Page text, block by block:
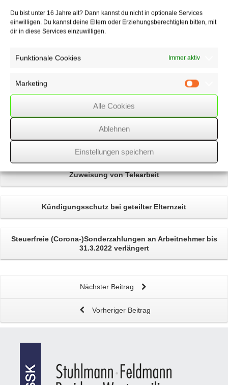
Du bist unter 16 Jahre alt? Dann kannst du nicht in optionale Services
einwilligen. Du kannst deine Eltern oder Erziehungsberechtigten bitten, mit
dir in diese Services einzuwilligen.
Funktionale Cookies Immer aktiv
Marketing
Alle Cookies
Ablehnen
Einstellungen speichern
Eventuelle Änderungen, die nach Ausarbeitung dieses
Informationsschreibens erfolgen, können erst in der nächsten Ausgabe
berücksichtigt werden!
Zuweisung vonTelearbeit
Kündigungsschutz bei geteilter Elternzeit
Steuerfreie (Corona-)Sonderzahlungen an Arbeitnehmer bis
31.3.2022 verlängert
Nächster Beitrag
Vorheriger Beitrag